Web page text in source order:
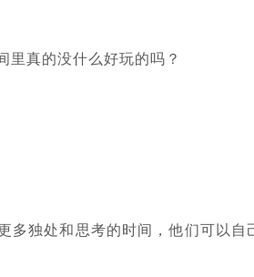
里真的没什么好玩的吗？
多独处和思考的时间，他们可以